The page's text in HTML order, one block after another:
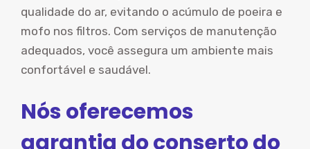
qualidade do ar, evitando o acúmulo de poeira e
mofo nos filtros. Com serviços de manutenção
adequados, você assegura um ambiente mais
confortável e saudável.
Nós oferecemos
garantia do conserto do